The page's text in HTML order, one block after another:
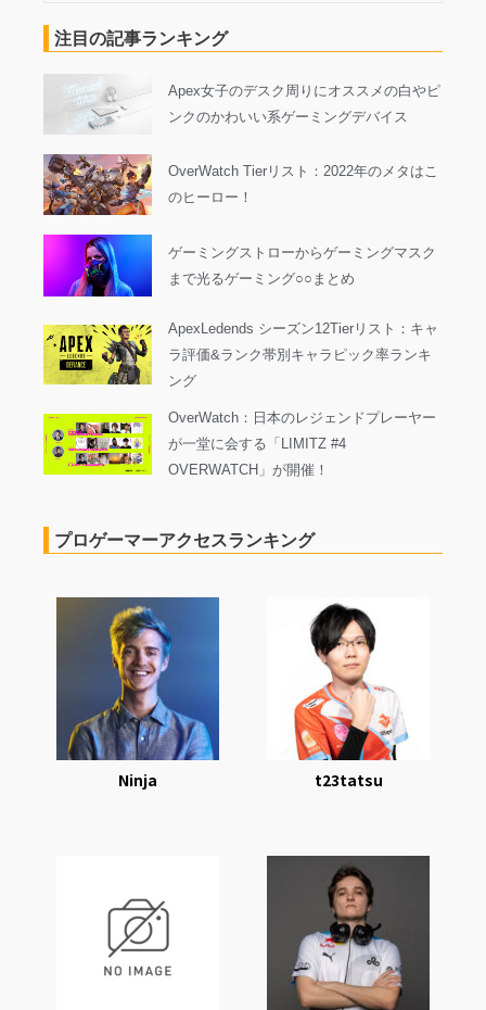
注目の記事ランキング
Apex女子のデスク周りにオススメの白やピ
ンクのかわいい系ゲーミングデバイス
OverWatch Tierリスト：2022年のメタはこ
のヒーロー！
ゲーミングストローからゲーミングマスク
まで光るゲーミング○○まとめ
ApexLedends シーズン12Tierリスト：キャ
ラ評価&ランク帯別キャラピック率ランキ
ング
OverWatch：日本のレジェンドプレーヤー
が一堂に会する「LIMITZ #4
OVERWATCH」が開催！
プロゲーマーアクセスランキング
Ninja t23tatsu